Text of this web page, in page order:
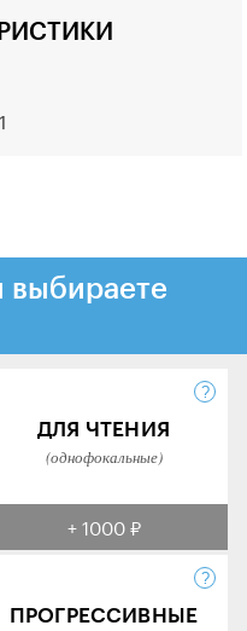
выбираете
ДЛЯ ЧТЕНИЯ
(однофокальные)
+ 1000 ₽
ПРОГРЕССИВНЫЕ